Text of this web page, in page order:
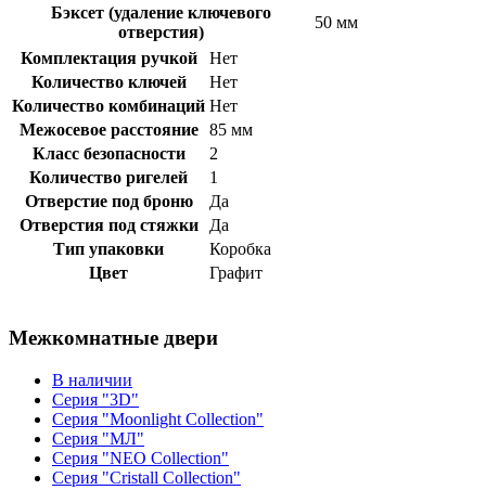
Бэксет (удаление ключевого
отверстия)
50 мм
Комплектация ручкой
Нет
Количество ключей
Нет
Количество комбинаций Нет
Межосевое расстояние
85 мм
Класс безопасности
2
Количество ригелей
1
Отверстие под броню
Да
Отверстия под стяжки
Да
Тип упаковки
Коробка
Цвет
Графит
Межкомнатные двери
В наличии
Серия "3D"
Серия "Moonlight Collection"
Серия "МЛ"
Серия "NEO Collection"
Серия "Cristall Collection"